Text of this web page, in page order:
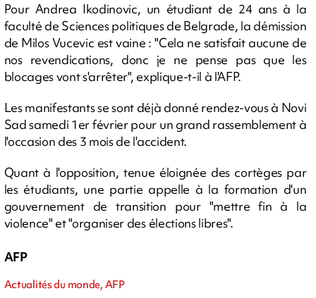
Pour Andrea Ikodinovic, un étudiant de 24 ans à la
faculté de Sciences politiques de Belgrade, la démission
de Milos Vucevic est vaine : "Cela ne satisfait aucune de
nos revendications, donc je ne pense pas que les
blocages vont s'arrêter", explique-t-il à l'AFP.
Les manifestants se sont déjà donné rendez-vous à Novi
Sad samedi 1er février pour un grand rassemblement à
l'occasion des 3 mois de l'accident.
Quant à l'opposition, tenue éloignée des cortèges par
les étudiants, une partie appelle à la formation d'un
gouvernement de transition pour "mettre fin à la
violence" et "organiser des élections libres".
AFP
Actualités du monde, AFP